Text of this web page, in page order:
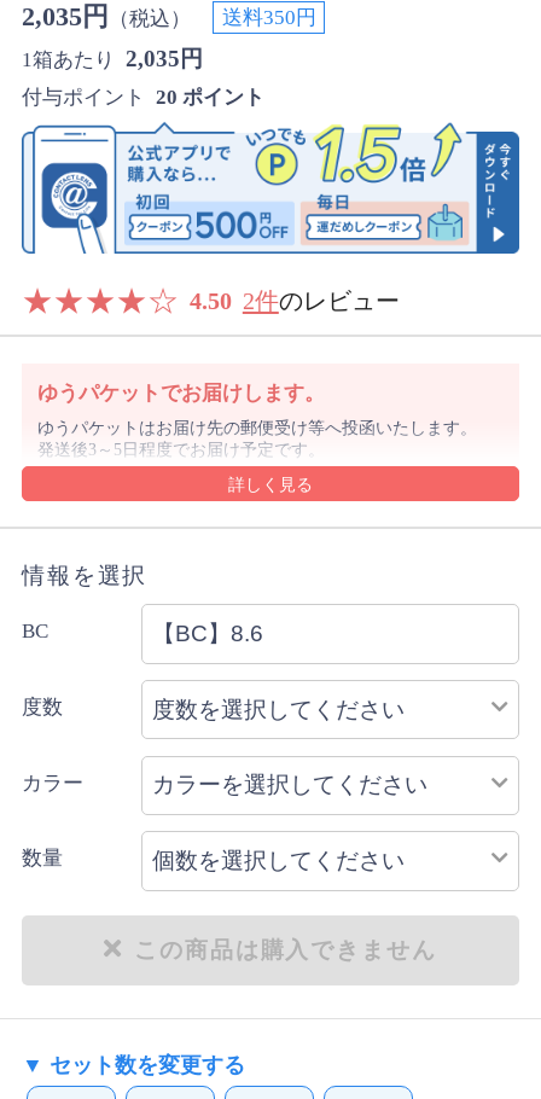
2,035円 （税込）
送料350円
1箱あたり
2,035円
付与ポイント 20 ポイント
★★★★☆ 4.50 2件のレビュー
ゆうパケットでお届けします。
ゆうパケットはお届け先の郵便受け等へ投函いたします。
発送後3～5日程度でお届け予定です。
沖縄県や離島は1週間前後でのお届け予定となります。
ゆうパケットの規定のサイズを超える購入数の場合や代金
詳細・ご注意事項はご利用ガイドをご確認ください。
ご注文内容により上記と異なる場合があります。
配送方法のご指定はできません。
情報を選択
BC
度数
カラー
数量
この商品は購入できません
▼ セット数を変更する